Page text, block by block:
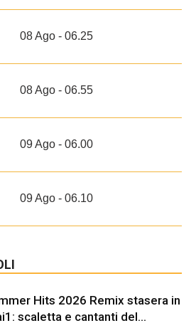
08 Ago - 06.25
08 Ago - 06.55
09 Ago - 06.00
09 Ago - 06.10
Hits 2026 Remix stasera in
scaletta e cantanti del...